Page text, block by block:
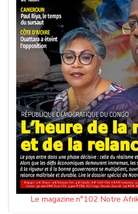
Le magazine n°102 Notre